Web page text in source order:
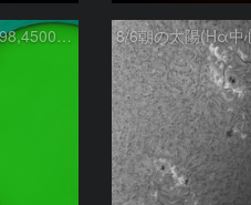
昨日の活動領域 4498,4500：2026/08/05